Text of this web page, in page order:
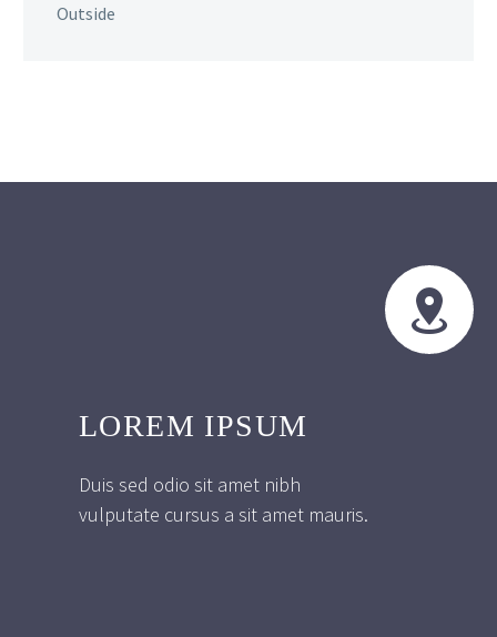
Outside


LOREM IPSUM
Duis sed odio sit amet nibh
vulputate cursus a sit amet mauris.